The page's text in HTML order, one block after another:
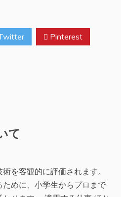
Pinterest
て
を客観的に評価されます。
めに、小学生からプロまで